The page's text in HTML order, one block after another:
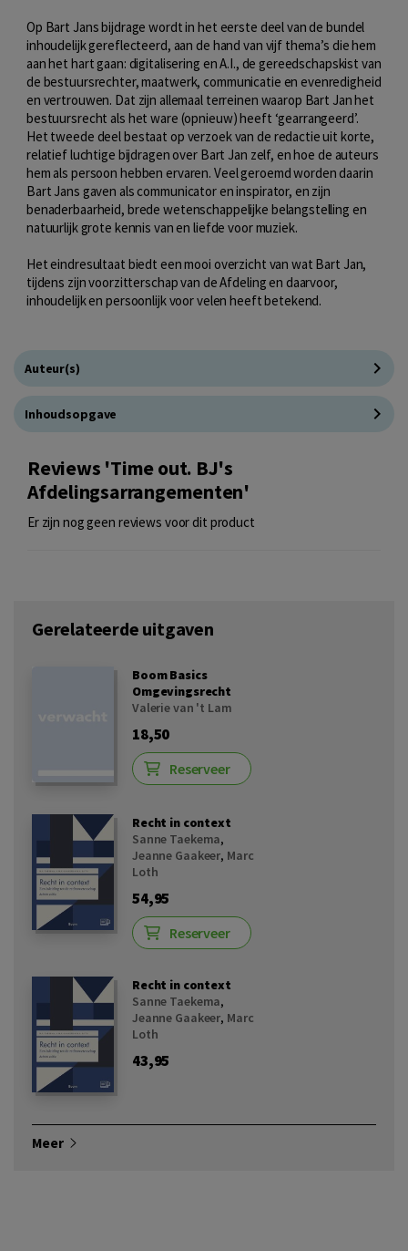
Op Bart Jans bijdrage wordt in het eerste deel van de bundel
inhoudelijk gereflecteerd, aan de hand van vijf thema’s die hem
aan het hart gaan: digitalisering en A.I., de gereedschapskist van
de bestuursrechter, maatwerk, communicatie en evenredigheid
en vertrouwen. Dat zijn allemaal terreinen waarop Bart Jan het
bestuursrecht als het ware (opnieuw) heeft ‘gearrangeerd’.
Het tweede deel bestaat op verzoek van de redactie uit korte,
relatief luchtige bijdragen over Bart Jan zelf, en hoe de auteurs
hem als persoon hebben ervaren. Veel geroemd worden daarin
Bart Jans gaven als communicator en inspirator, en zijn
benaderbaarheid, brede wetenschappelijke belangstelling en
natuurlijk grote kennis van en liefde voor muziek.
Het eindresultaat biedt een mooi overzicht van wat Bart Jan,
tijdens zijn voorzitterschap van de Afdeling en daarvoor,
inhoudelijk en persoonlijk voor velen heeft betekend.
Auteur(s)
Inhoudsopgave
Reviews 'Time out. BJ's
Afdelingsarrangementen'
Er zijn nog geen reviews voor dit product
Gerelateerde uitgaven
Boom Basics
Omgevingsrecht
Valerie van 't Lam
18,50
Reserveer
Recht in context
Sanne Taekema,
Jeanne Gaakeer, Marc
Loth
54,95
Reserveer
Recht in context
Sanne Taekema,
Jeanne Gaakeer, Marc
Loth
43,95
Meer